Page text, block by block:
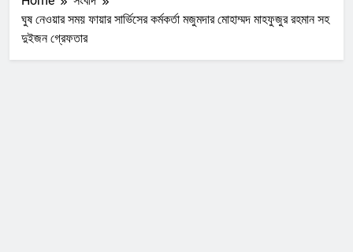
ঘুষ নেওয়ার সময় ফায়ার সার্ভিসের কর্মকর্তা মজুমদার মোহাম্মদ মাহফুজুর রহমান সহ
দুইজন গ্রেফতার